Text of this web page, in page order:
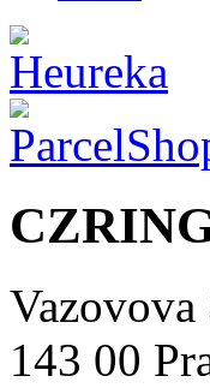
Vazovova
143 00